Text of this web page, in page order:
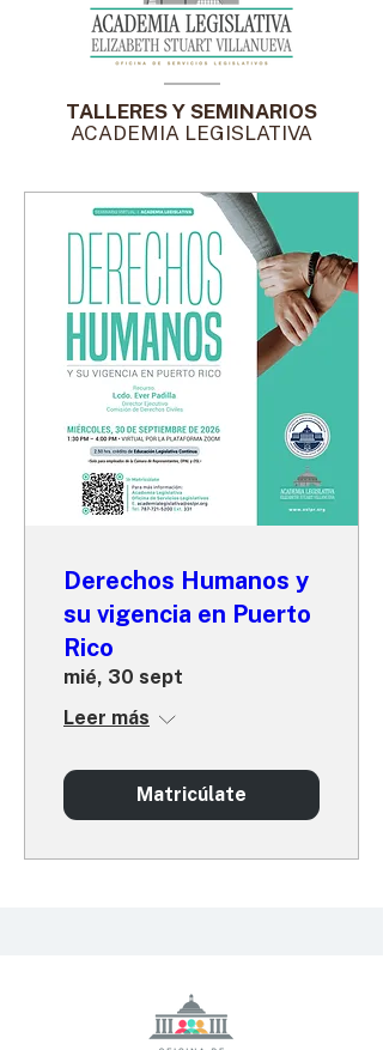
TALLERES Y SEMINARIOS
ACADEMIA LEGISLATIVA
Derechos Humanos y
su vigencia en Puerto
Rico
mié, 30 sept
Leer más
Matricúlate